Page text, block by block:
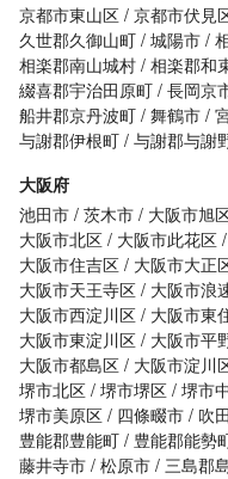
京都市東山区 京都市伏見
久世郡久御山町 城陽市
相楽郡南山城村 相楽郡和
綴喜郡宇治田原町 長岡京
船井郡京丹波町 舞鶴市
与謝郡伊根町 与謝郡与謝
大阪府
池田市 茨木市 大阪市旭
大阪市北区
大阪市此花区
大阪市住吉区
大阪市大正
大阪市天王寺区
大阪市浪
大阪市西淀川区
大阪市東
大阪市東淀川区
大阪市平
大阪市都島区
大阪市淀川
堺市北区 堺市堺区 堺市
堺市美原区
四條畷市 吹
豊能郡豊能町
豊能郡能勢
藤井寺市 松原市 三島郡